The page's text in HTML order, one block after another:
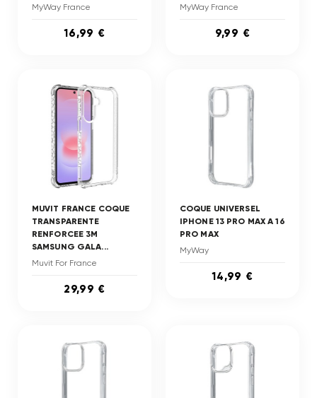
MyWay France
16,99 €
MyWay France
9,99 €
MUVIT FRANCE COQUE
TRANSPARENTE
RENFORCEE 3M
SAMSUNG GALA...
Muvit For France
29,99 €
COQUE UNIVERSEL
IPHONE 13 PRO MAX A 16
PRO MAX
MyWay
14,99 €